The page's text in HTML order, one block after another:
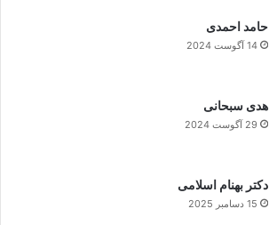
حامد احمدی
14 آگوست 2024
هدی سبحانی
29 آگوست 2024
دکتر بهنام اسلامی
15 دسامبر 2025